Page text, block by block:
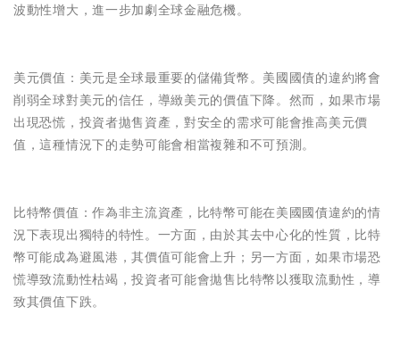
波動性增大，進一步加劇全球金融危機。
美元價值：美元是全球最重要的儲備貨幣。美國國債的違約將會
削弱全球對美元的信任，導緻美元的價值下降。然而，如果市場
出現恐慌，投資者拋售資產，對安全的需求可能會推高美元價
值，這種情況下的走勢可能會相當複雜和不可預測。
比特幣價值：作為非主流資產，比特幣可能在美國國債違約的情
況下表現出獨特的特性。一方面，由於其去中心化的性質，比特
幣可能成為避風港，其價值可能會上升；另一方面，如果市場恐
慌導致流動性枯竭，投資者可能會拋售比特幣以獲取流動性，導
致其價值下跌。